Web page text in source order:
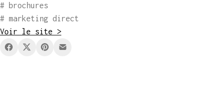
# brochures
# marketing direct
Voir le site >